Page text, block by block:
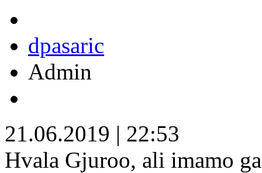
dpasaric
Admin
21.06.2019 | 22:53
Hvala Gjuroo, ali imamo